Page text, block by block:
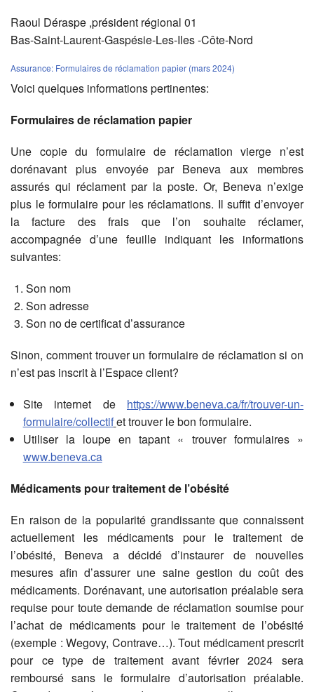
Raoul Déraspe ,président régional 01
Bas-Saint-Laurent-Gaspésie-Les-Iles -Côte-Nord
Assurance: Formulaires de réclamation papier (mars 2024)
Voici quelques informations pertinentes:
Formulaires de réclamation papier
Une copie du formulaire de réclamation vierge n’est
dorénavant plus envoyée par Beneva aux membres
assurés qui réclament par la poste. Or, Beneva n’exige
plus le formulaire pour les réclamations. Il suffit d’envoyer
la facture des frais que l’on souhaite réclamer,
accompagnée d’une feuille indiquant les informations
suivantes:
Son nom
Son adresse
Son no de certificat d’assurance
Sinon, comment trouver un formulaire de réclamation si on
n’est pas inscrit à l’Espace client?
Site internet de https://www.beneva.ca/fr/trouver-un-
formulaire/collectifet trouver le bon formulaire.
Utiliser la loupe en tapant « trouver formulaires »
www.beneva.ca
Médicaments pour traitement de l’obésité
En raison de la popularité grandissante que connaissent
actuellement les médicaments pour le traitement de
l’obésité, Beneva a décidé d’instaurer de nouvelles
mesures afin d’assurer une saine gestion du coût des
médicaments. Dorénavant, une autorisation préalable sera
requise pour toute demande de réclamation soumise pour
l’achat de médicaments pour le traitement de l’obésité
(exemple : Wegovy, Contrave…). Tout médicament prescrit
pour ce type de traitement avant février 2024 sera
remboursé sans le formulaire d’autorisation préalable.